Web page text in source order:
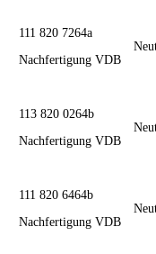
111 820 7264a
Nachfertigung VDB
113 820 0264b
Nachfertigung VDB
111 820 6464b
Nachfertigung VDB